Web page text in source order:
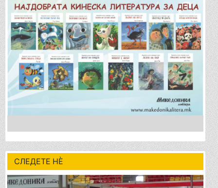
СЛЕДЕТЕ НÈ